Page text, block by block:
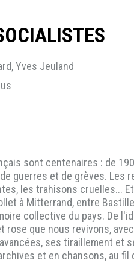
Yves Jeuland
sont centenaires : de
guerres et de grèves. Les
les trahisons cruelles...
à Mitterrand, entre
collective du pays. De
rose que nous revivons,
ses tiraillement et
et en chansons, au